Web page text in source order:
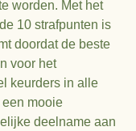
worden. Met het
10 strafpunten is
doordat de beste
voor het
keurders in alle
mooie
deelname aan